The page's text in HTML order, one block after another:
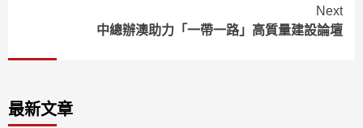
Next
中總辦澳助力「一帶一路」高質量建設論壇
最新文章